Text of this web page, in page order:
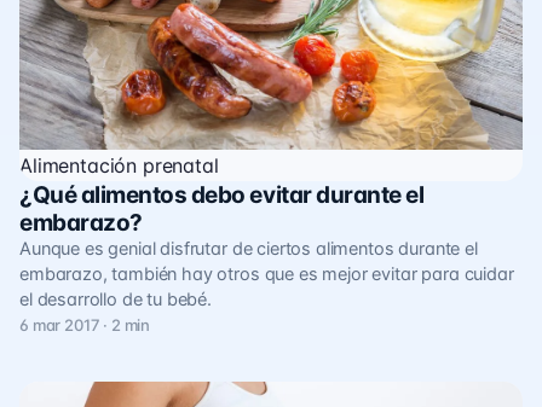
Alimentación prenatal
¿Qué alimentos debo evitar durante el
embarazo?
Aunque es genial disfrutar de ciertos alimentos durante el
embarazo, también hay otros que es mejor evitar para cuidar
el desarrollo de tu bebé.
6 mar 2017 · 2 min